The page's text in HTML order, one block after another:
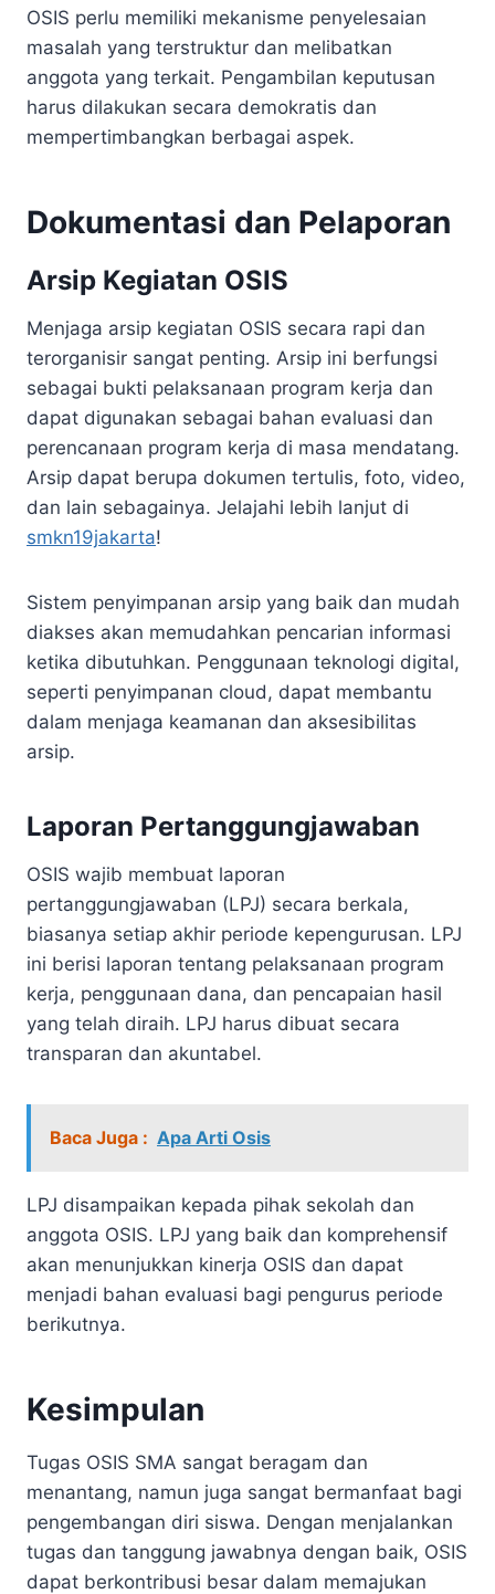
OSIS perlu memiliki mekanisme penyelesaian
masalah yang terstruktur dan melibatkan
anggota yang terkait. Pengambilan keputusan
harus dilakukan secara demokratis dan
mempertimbangkan berbagai aspek.
Dokumentasi dan Pelaporan
Arsip Kegiatan OSIS
Menjaga arsip kegiatan OSIS secara rapi dan
terorganisir sangat penting. Arsip ini berfungsi
sebagai bukti pelaksanaan program kerja dan
dapat digunakan sebagai bahan evaluasi dan
perencanaan program kerja di masa mendatang.
Arsip dapat berupa dokumen tertulis, foto, video,
dan lain sebagainya. Jelajahi lebih lanjut di
smkn19jakarta!
Sistem penyimpanan arsip yang baik dan mudah
diakses akan memudahkan pencarian informasi
ketika dibutuhkan. Penggunaan teknologi digital,
seperti penyimpanan cloud, dapat membantu
dalam menjaga keamanan dan aksesibilitas
arsip.
Laporan Pertanggungjawaban
OSIS wajib membuat laporan
pertanggungjawaban (LPJ) secara berkala,
biasanya setiap akhir periode kepengurusan. LPJ
ini berisi laporan tentang pelaksanaan program
kerja, penggunaan dana, dan pencapaian hasil
yang telah diraih. LPJ harus dibuat secara
transparan dan akuntabel.
Baca Juga : Apa Arti Osis
LPJ disampaikan kepada pihak sekolah dan
anggota OSIS. LPJ yang baik dan komprehensif
akan menunjukkan kinerja OSIS dan dapat
menjadi bahan evaluasi bagi pengurus periode
berikutnya.
Kesimpulan
Tugas OSIS SMA sangat beragam dan
menantang, namun juga sangat bermanfaat bagi
pengembangan diri siswa. Dengan menjalankan
tugas dan tanggung jawabnya dengan baik, OSIS
dapat berkontribusi besar dalam memajukan